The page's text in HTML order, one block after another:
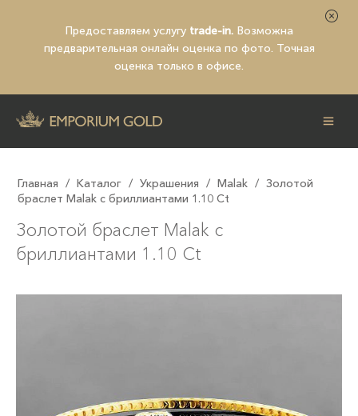
Предоставляем услугу trade-in. Возможна
предварительная онлайн оценка по фото. Точная
оценка только в офисе.
Главная / Каталог / Украшения / Malak / Золотой
браслет Malak с бриллиантами 1.10 Ct
Золотой браслет Malak с
бриллиантами 1.10 Ct